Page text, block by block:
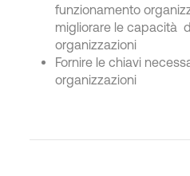
funzionamento
migliorare le capacità
organizzazioni
Fornire le chiavi
organizzazioni